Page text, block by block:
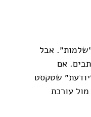
אבל
אם
שטקסט
עורכת